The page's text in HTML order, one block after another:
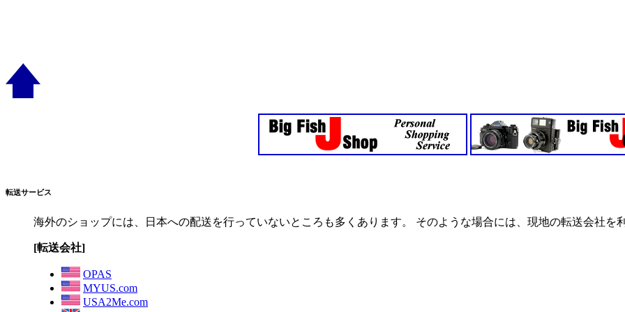
転送サービス
海外のショップには、日本への配送を行っていないところも多くあります。 そのような場合には、現地の転送会社を
[転送会社]
OPAS
MYUS.com
USA2Me.com